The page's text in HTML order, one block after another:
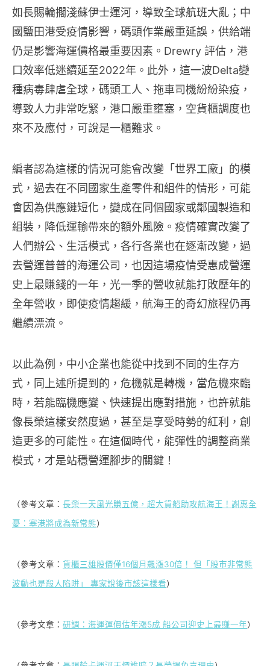
如長賜輪擱淺蘇伊士運河，導致全球航班大亂；中
國鹽田港受疫情影響，碼頭作業嚴重延誤，供給端
仍是影響海運價格最重要因素。Drewry 評估，港
口效率低迷續延至2022年。此外，這一波Delta變
種病毒肆虐全球，碼頭工人、拖車司機紛紛染疫，
導致人力非常吃緊，港口嚴重壅塞，空貨櫃調度也
來不及應付，可說是一櫃難求。
編者認為這樣的情況可能會改變「世界工廠」的模
式，過去在不同國家生產零件和組件的情形，可能
會因為供應鏈短化，變成在同個國家或鄰國製造和
組裝，降低運輸帶來的額外風險。疫情確實改變了
人們辦公、生活模式，各行各業也在逐漸改變，過
去營運普普的海運公司，也因這場疫情受惠成營運
史上最賺錢的一年，光一季的營收就能打敗歷年的
全年營收，即使疫情趨緩，航海王的奇幻旅程仍再
繼續漂流。
以此為例，中小企業也能從中找到不同的生存方
式，同上述所提到的，危機就是轉機，當危機來臨
時，若能臨機應變、快速提出應對措施，也許就能
像長榮這樣安然度過，甚至是享受時勢的紅利，創
造更多的可能性。在這個時代，能彈性的調整商業
模式，才是站穩營運腳步的關鍵！
（參考文章： 長榮一天風光賺五億，超大貨船助攻航海王！謝惠全
憂：塞港將成為新常態）
（參考文章： 貨櫃三雄股價僅16個月飆漲30倍！ 但「股市非常態
波動也是殺人陷阱」 專家說後市該這樣看）
（參考文章： 研調：海運運價估年漲5成 船公司迎史上最賺一年）